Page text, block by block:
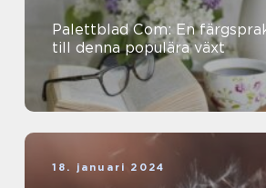
Palettblad Com: En
till denna populära växt
18. januari 2024